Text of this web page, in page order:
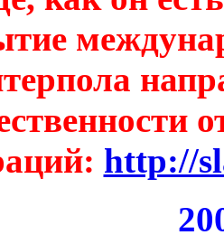
http://